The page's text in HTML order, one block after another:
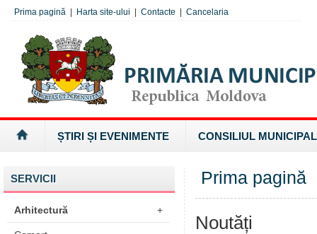
Prima pagină Harta site-ului Contacte Cancelaria
ȘTIRI ȘI EVENIMENTE CONSILIUL MUNICIPAL
SERVICII
Arhitectură +
Prima pagină
Noutăți